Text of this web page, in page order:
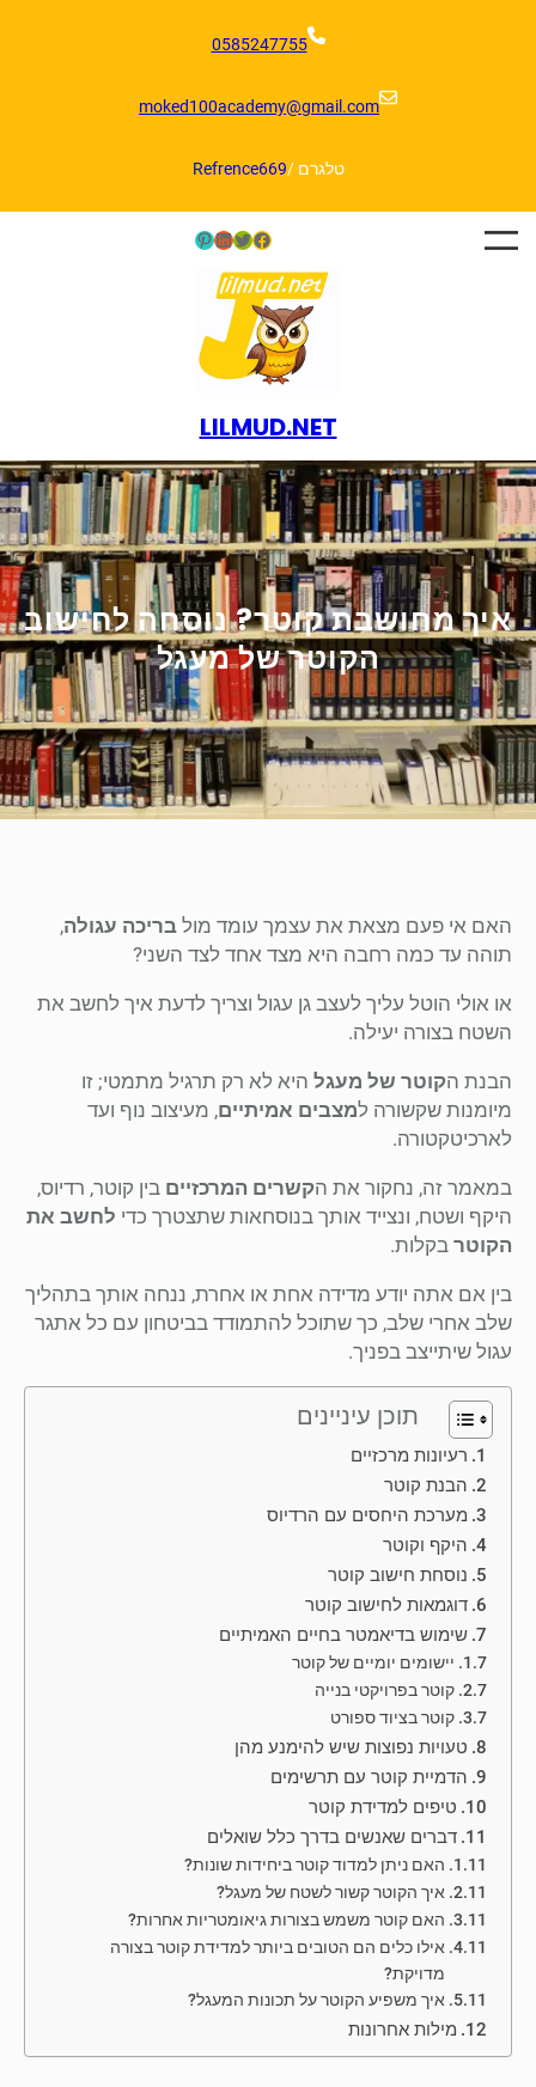
0585247755
moked100academy@gmail.com
טלגרם /Refrence669
Facebook
Twitter
LinkedIn
Pinterest
LILMUD.NET
איך מחושבת קוטר? נוסחה לחישוב
הקוטר של מעגל
האם אי פעם מצאת את עצמך עומד מול בריכה עגולה,
תוהה עד כמה רחבה היא מצד אחד לצד השני?
או אולי הוטל עליך לעצב גן עגול וצריך לדעת איך לחשב את
השטח בצורה יעילה.
הבנת הקוטר של מעגל היא לא רק תרגיל מתמטי; זו
מיומנות שקשורה למצבים אמיתיים, מעיצוב נוף ועד
לארכיטקטורה.
במאמר זה, נחקור את הקשרים המרכזיים בין קוטר, רדיוס,
היקף ושטח, ונצייד אותך בנוסחאות שתצטרך כדי לחשב את
הקוטר בקלות.
בין אם אתה יודע מדידה אחת או אחרת, ננחה אותך בתהליך
שלב אחרי שלב, כך שתוכל להתמודד בביטחון עם כל אתגר
עגול שיתייצב בפניך.
תוכן עיניינים
רעיונות מרכזיים
הבנת קוטר
מערכת היחסים עם הרדיוס
היקף וקוטר
נוסחת חישוב קוטר
דוגמאות לחישוב קוטר
שימוש בדיאמטר בחיים האמיתיים
יישומים יומיים של קוטר
קוטר בפרויקטי בנייה
קוטר בציוד ספורט
טעויות נפוצות שיש להימנע מהן
הדמיית קוטר עם תרשימים
טיפים למדידת קוטר
דברים שאנשים בדרך כלל שואלים
האם ניתן למדוד קוטר ביחידות שונות?
איך הקוטר קשור לשטח של מעגל?
האם קוטר משמש בצורות גיאומטריות אחרות?
אילו כלים הם הטובים ביותר למדידת קוטר בצורה
מדויקת?
איך משפיע הקוטר על תכונות המעגל?
מילות אחרונות